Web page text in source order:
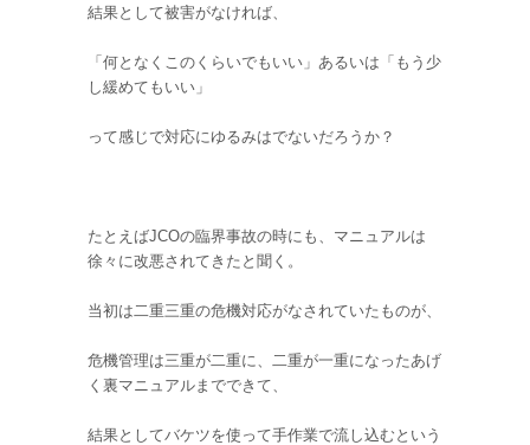
結果として被害がなければ、
「何となくこのくらいでもいい」あるいは「もう少
し緩めてもいい」
って感じで対応にゆるみはでないだろうか？
たとえばJCOの臨界事故の時にも、マニュアルは
徐々に改悪されてきたと聞く。
当初は二重三重の危機対応がなされていたものが、
危機管理は三重が二重に、二重が一重になったあげ
く裏マニュアルまでできて、
結果としてバケツを使って手作業で流し込むという